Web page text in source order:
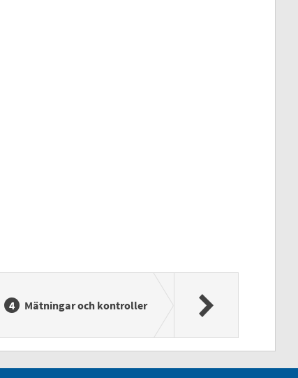
Mätningar och kontroller Energianvändning